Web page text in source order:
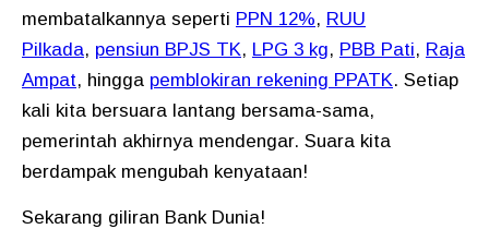
membatalkannya seperti PPN 12%, RUU
Pilkada, pensiun BPJS TK, LPG 3 kg, PBB Pati, Raja
Ampat, hingga pemblokiran rekening PPATK. Setiap
kali kita bersuara lantang bersama-sama,
pemerintah akhirnya mendengar. Suara kita
berdampak mengubah kenyataan!
Sekarang giliran Bank Dunia!